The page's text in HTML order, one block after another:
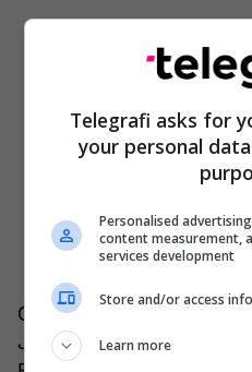
Charles Kupchan, nga
Jashtë në Uashington,
Telegrafi asks for
your personal
Personalised
content measurement,
services development
Store and/or access
Learn more